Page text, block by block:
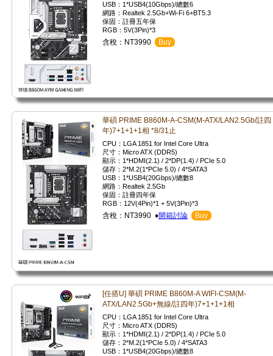
USB：1*USB4(10Gbps)/總數6
網路：Realtek 2.5Gb+Wi-Fi 6+BT5.3
保固：註冊五年保
RGB：5V(3Pin)*3
含稅：NT3990 Buy
華碩 PRIME B860M-A-CSM(M-ATX/LAN2.5Gb/註四
年)7+1+1+1相 *8/31止
CPU：LGA 1851 for Intel Core Ultra
尺寸：Micro ATX (DDR5)
顯示：1*HDMI(2.1) / 2*DP(1.4) / PCIe 5.0
儲存：2*M.2(1*PCIe 5.0) / 4*SATA3
USB：1*USB4(20Gbps)/總數8
網路：Realtek 2.5Gb
保固：註冊四年保
RGB：12V(4Pin)*1 + 5V(3Pin)*3
含稅：NT3990 ♦開箱討論 Buy
[任搭U] 華碩 PRIME B860M-A WIFI-CSM(M-
ATX/LAN2.5Gb+無線/註四年)7+1+1+1相
CPU：LGA 1851 for Intel Core Ultra
尺寸：Micro ATX (DDR5)
顯示：1*HDMI(2.1) / 2*DP(1.4) / PCIe 5.0
儲存：2*M.2(1*PCIe 5.0) / 4*SATA3
USB：1*USB4(20Gbps)/總數8